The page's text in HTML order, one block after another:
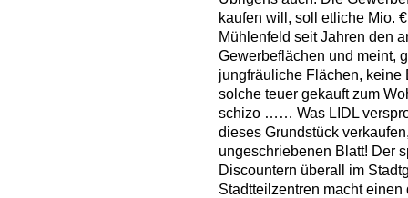
kaufen will, soll etliche Mio.
Mühlenfeld seit Jahren den
Gewerbeflächen und meint,
jungfräuliche Flächen,
solche teuer gekauft zum
schizo …… Was LIDL
dieses Grundstück
ungeschriebenen Blatt! Der
Discountern überall im
Stadtteilzentren macht